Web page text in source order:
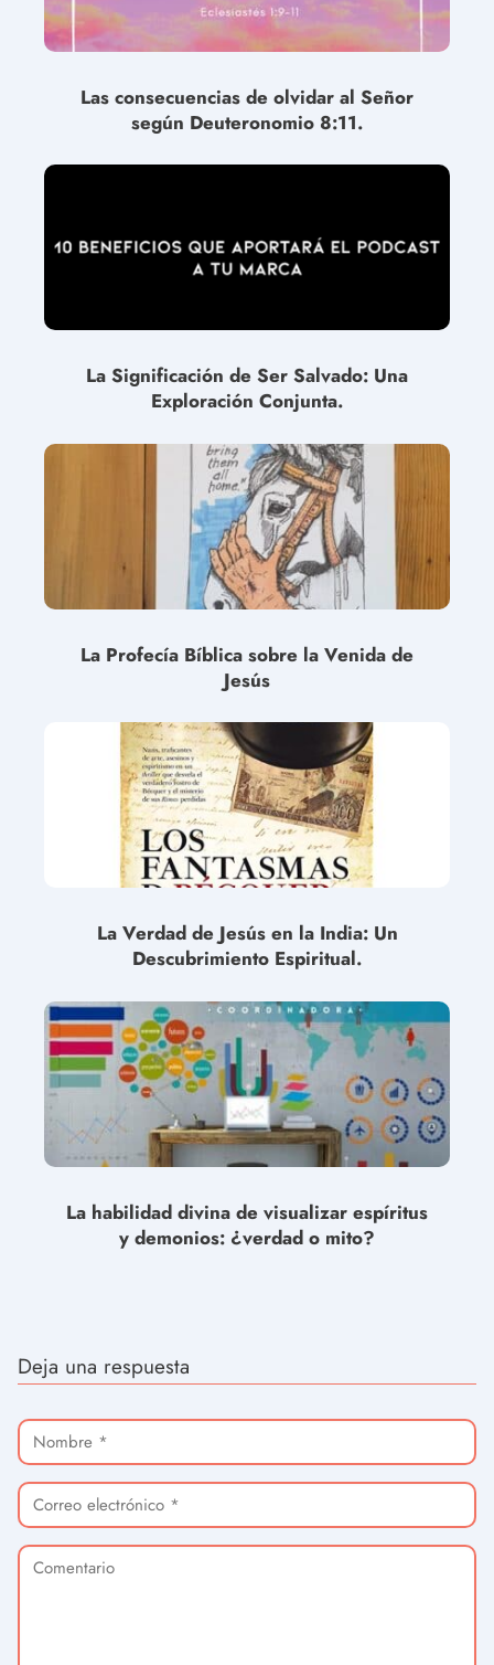
Las consecuencias de olvidar al Señor
según Deuteronomio 8:11.
La Significación de Ser Salvado: Una
Exploración Conjunta.
La Profecía Bíblica sobre la Venida de
Jesús
La Verdad de Jesús en la India: Un
Descubrimiento Espiritual.
La habilidad divina de visualizar espíritus
y demonios: ¿verdad o mito?
Deja una respuesta